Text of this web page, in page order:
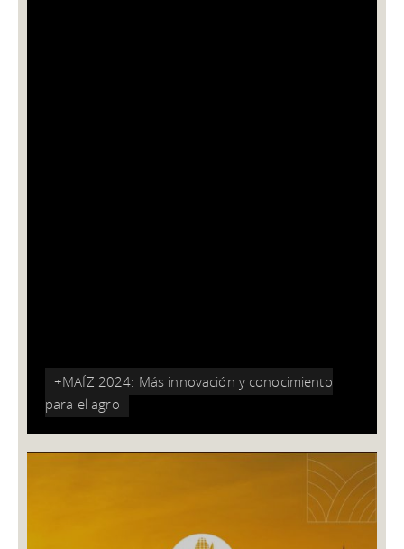
+MAÍZ 2024: Más innovación y conocimiento
para el agro